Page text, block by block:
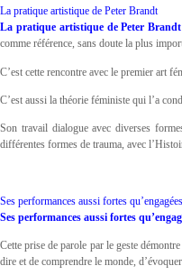
La pratique artistique de Peter Brandt
La pratique artistique de Peter Brandt
comme référence, sans doute la plus
C’est cette rencontre avec le premier art
C’est aussi la théorie féministe qui l’a
Son travail dialogue avec diverses
différentes formes de trauma, avec
Ses performances aussi fortes qu’engagées
Ses performances aussi fortes
Cette prise de parole par le geste
dire et de comprendre le monde,